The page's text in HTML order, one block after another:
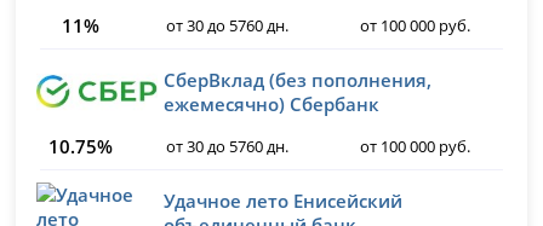
11% от 30 до 5760 дн. от 100 000 руб.
СберВклад (без пополнения,
ежемесячно) Сбербанк
10.75%
от 30 до 5760 дн. от 100 000 руб.
Удачное лето Енисейский